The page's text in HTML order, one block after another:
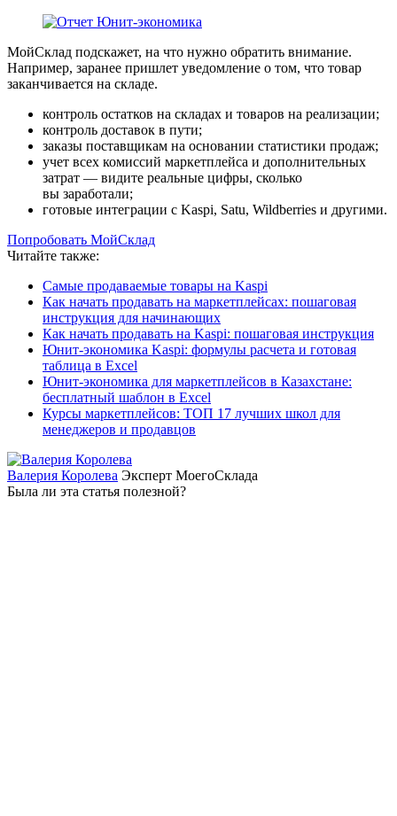
МойСклад подскажет, на что нужно обратить внимание.
Например, заранее пришлет уведомление о том, что товар
заканчивается на складе.
контроль остатков на складах и товаров на реализации;
контроль доставок в пути;
заказы поставщикам на основании статистики продаж;
учет всех комиссий маркетплейса и дополнительных
затрат — видите реальные цифры, сколько
вы заработали;
готовые интеграции с Kaspi, Satu, Wildberries и другими.
Попробовать МойСклад
Читайте также:
Самые продаваемые товары на Kaspi
Как начать продавать на маркетплейсах: пошаговая
инструкция для начинающих
Как начать продавать на Kaspi: пошаговая инструкция
Юнит-экономика Kaspi: формулы расчета и готовая
таблица в Excel
Юнит-экономика для маркетплейсов в Казахстане:
бесплатный шаблон в Excel
Курсы маркетплейсов: ТОП 17 лучших школ для
менеджеров и продавцов
Валерия Королева Эксперт МоегоСклада
Была ли эта статья полезной?